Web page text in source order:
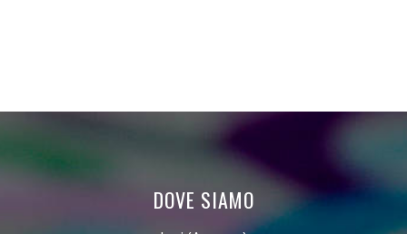
DOVE SIAMO